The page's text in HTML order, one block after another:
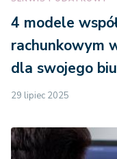
4 modele
rachunkowym
dla swojego
29 lipiec 2025